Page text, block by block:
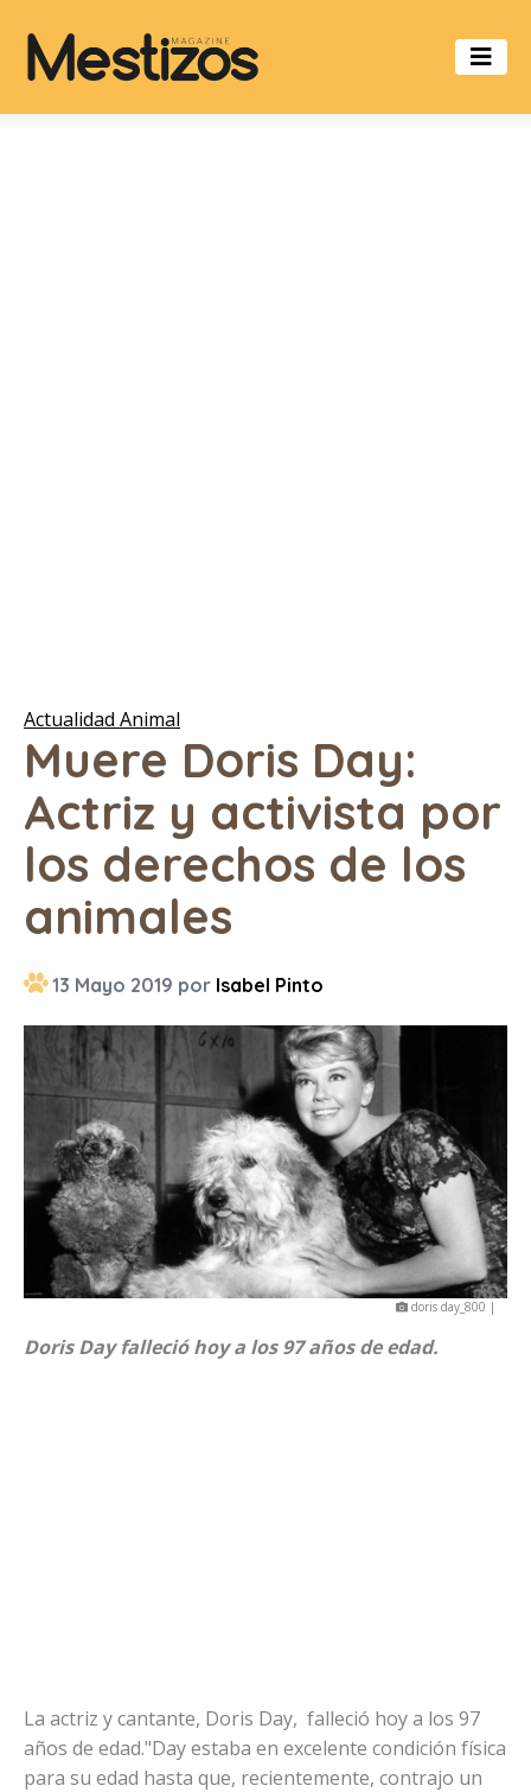
Actualidad Animal
Muere Doris Day:
Actriz y activista por
los derechos de los
animales
13 Mayo 2019 por Isabel Pinto
doris day_800 |
Doris Day falleció hoy a los 97 años de edad.
La actriz y cantante, Doris Day, falleció hoy a los 97
años de edad."Day estaba en excelente condición física
para su edad hasta que, recientemente, contrajo un